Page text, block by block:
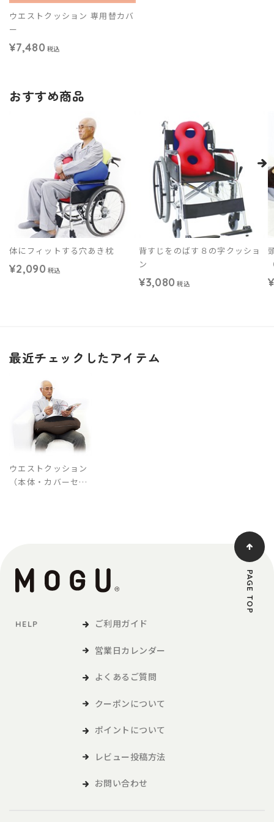
ウエストクッション 専用替カバ
ー
¥7,480 税込
おすすめ商品
体にフィットする穴あき枕
¥2,090 税込
背すじをのばす８の字クッショ
ン
¥3,080 税込
最近チェックしたアイテム
ウエストクッション
（本体・カバーセッ
HELP ご利用ガイド
営業日カレンダー
よくあるご質問
クーポンについて
ポイントについて
レビュー投稿方法
お問い合わせ
PAGE TOP